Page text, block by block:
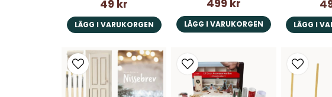
49 kr
LÄGG I VARUKORGEN
499 kr
LÄGG I VARUKORGEN LÄGG I